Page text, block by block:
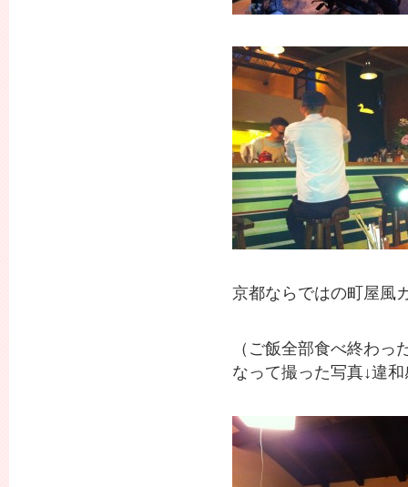
京都ならではの町屋風
（ご飯全部食べ終わ
なって撮った写真↓違